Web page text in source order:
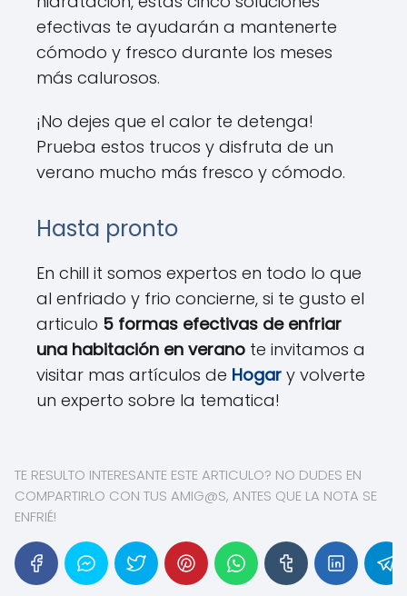
efectivas te ayudarán a mantenerte
cómodo y fresco durante los meses
más calurosos.
¡No dejes que el calor te detenga!
Prueba estos trucos y disfruta de un
verano mucho más fresco y cómodo.
Hasta pronto
En chill it somos expertos en todo lo que
al enfriado y frio concierne, si te gusto el
articulo 5 formas efectivas de enfriar
una habitación en verano te invitamos a
visitar mas artículos de Hogar y volverte
un experto sobre la tematica!
TE RESULTO INTERESANTE ESTE ARTICULO? NO DUDES EN
COMPARTIRLO CON TUS AMIG@S, ANTES QUE LA NOTA SE
ENFRIÉ!